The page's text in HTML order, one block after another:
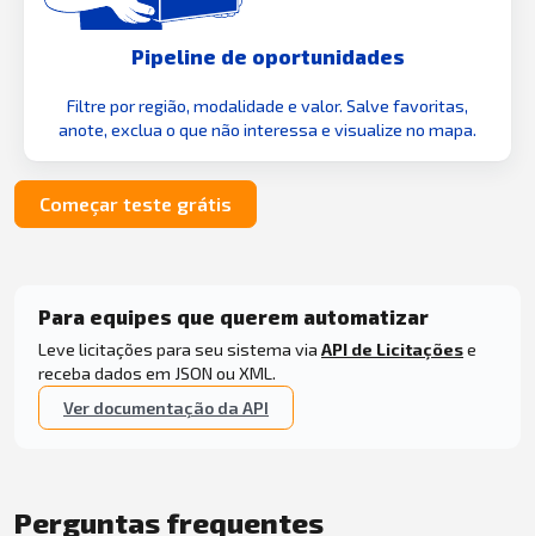
Pipeline de oportunidades
Filtre por região, modalidade e valor. Salve favoritas,
anote, exclua o que não interessa e visualize no mapa.
Começar teste grátis
Para equipes que querem automatizar
Leve licitações para seu sistema via API de Licitaçõese
receba dados em JSON ou XML.
Ver documentação da API
Perguntas frequentes